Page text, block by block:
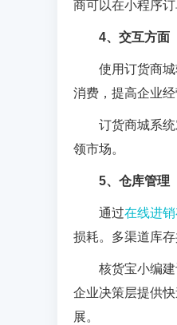
商可以在小程序
4、交互方面
使用订货商
消费，提高企业经
订货商城系
领市场。
5、仓库管理
通过在线进
损耗。多渠道库存
核货宝小编
企业决策层提供
展。